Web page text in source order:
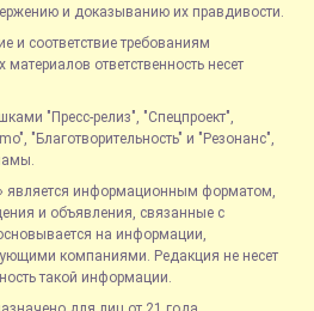
и доказыванию их правдивости.
и соответствие требованиям
ответственность несет
"Пресс-релиз", "Спецпроект",
"Благотворительность" и "Резонанс",
является информационным форматом,
и объявления, связанные с
на информации,
компаниями. Редакция не несет
такой информации.